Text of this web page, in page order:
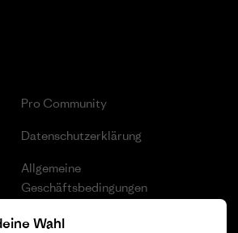
Pro Community
Datenschutzerklärung
Allgemeine
Geschäftsbedingungen
Cookie Einstellungen
Wahl